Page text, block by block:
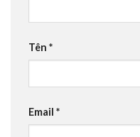
Tên *
Email *